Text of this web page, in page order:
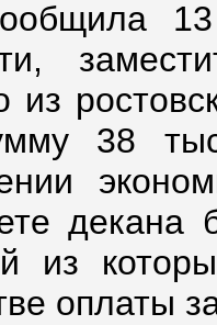
из
38
декана
из
оплаты